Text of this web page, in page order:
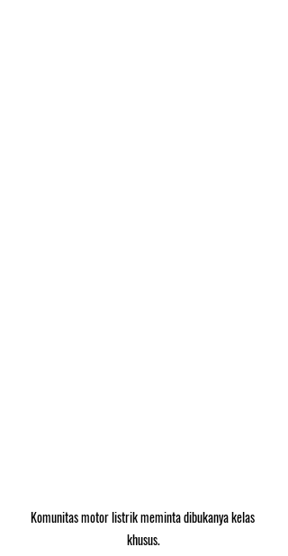
Komunitas motor listrik meminta dibukanya kelas
khusus.